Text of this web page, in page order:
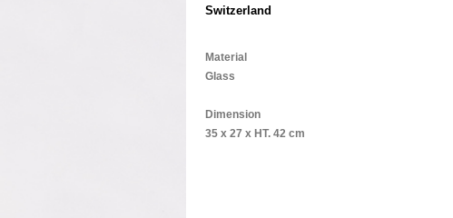
Switzerland
Material
Glass
Dimension
35 x 27 x HT. 42 cm